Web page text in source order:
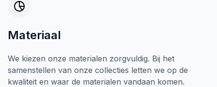
Materiaal
We kiezen onze materialen zorgvuldig. Bij het
samenstellen van onze collecties letten we op de
kwaliteit en waar de materialen vandaan komen.